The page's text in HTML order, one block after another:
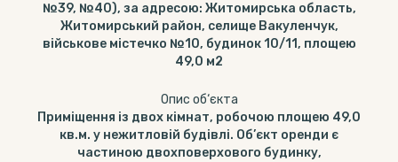
№39, №40), за адресою: Житомирська область,
Житомирський район, селище Вакуленчук,
військове містечко №10, будинок 10/11, площею
49,0 м2
Опис об‘єкта
Приміщення із двох кімнат, робочою площею 49,0
кв.м. у нежитловій будівлі. Об’єкт оренди є
частиною двохповерхового будинку,